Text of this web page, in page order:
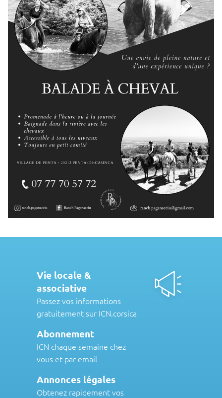
Vie locale &
associative
Passez vos informations
gratuitement sur ICN.corsica
Abonnement
ICN chaque semaine chez
vous et par email
Annonces légales
Obtenez rapidement vos